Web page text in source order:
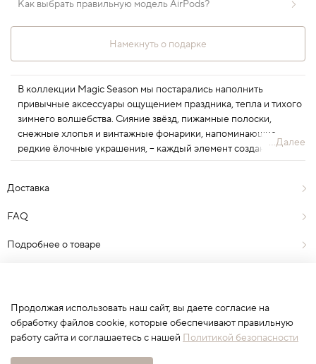
Как выбрать правильную модель AirPods?
Намекнуть о подарке
В коллекции Magic Season мы постарались наполнить
привычные аксессуары ощущением праздника, тепла и тихого
зимнего волшебства. Сияние звёзд, пижамные полоски,
снежные хлопья и винтажные фонарики, напоминающие
редкие ёлочные украшения, – каждый элемент создан с
вниманием к текстуре, форме и цвету, чтобы новогоднее чудо
...Далее
Доставка
FAQ
Подробнее о товаре
Продолжая использовать наш сайт, вы даете согласие на
обработку файлов cookie, которые обеспечивают правильную
работу сайта и соглашаетесь с нашей Политикой безопасности